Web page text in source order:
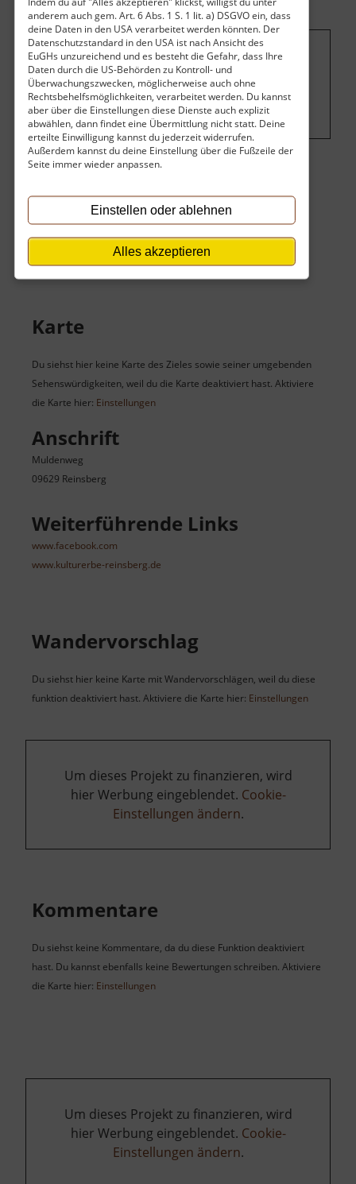
anderem auch gem. Art. 6 Abs. 1 S. 1 lit. a) DSGVO ein, dass
deine Daten in den USA verarbeitet werden könnten. Der
Datenschutzstandard in den USA ist nach Ansicht des
EuGHs unzureichend und es besteht die Gefahr, dass Ihre
Daten durch die US-Behörden zu Kontroll- und
Überwachungszwecken, möglicherweise auch ohne
Rechtsbehelfsmöglichkeiten, verarbeitet werden. Du kannst
aber über die Einstellungen diese Dienste auch explizit
abwählen, dann findet eine Übermittlung nicht statt. Deine
erteilte Einwilligung kannst du jederzeit widerrufen.
Außerdem kannst du deine Einstellung über die Fußzeile der
Seite immer wieder anpassen.
Einstellen oder ablehnen
Alles akzeptieren
Um dieses Projekt zu finanzieren, wird
hier Werbung eingeblendet.Cookie-
Einstellungen ändern.
Der Eintritt ist kostenlos.
Keine Angaben vorhanden.
Karte
Du siehst hier keine Karte des Zieles sowie seiner umgebenden
Sehenswürdigkeiten, weil du die Karte deaktiviert hast. Aktiviere
die Karte hier: Einstellungen
Anschrift
Muldenweg
09629 Reinsberg
Weiterführende Links
www.facebook.com
www.kulturerbe-reinsberg.de
Wandervorschlag
Du siehst hier keine Karte mit Wandervorschlägen, weil du diese
funktion deaktiviert hast. Aktiviere die Karte hier: Einstellungen
Um dieses Projekt zu finanzieren, wird
hier Werbung eingeblendet. Cookie-
Einstellungen ändern.
Kommentare
Du siehst keine Kommentare, da du diese Funktion deaktiviert
hast. Du kannst ebenfalls keine Bewertungen schreiben. Aktiviere
die Karte hier: Einstellungen
Um dieses Projekt zu finanzieren, wird
hier Werbung eingeblendet. Cookie-
Einstellungen ändern.